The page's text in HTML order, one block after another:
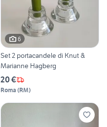
6
Set 2 portacandele di Knut &
Marianne Hagberg
20 €
Roma (RM)